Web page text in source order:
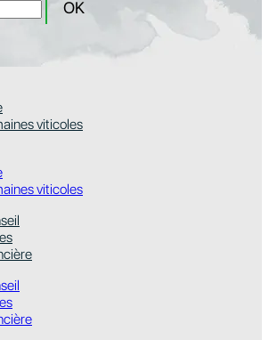
viticoles
viticoles